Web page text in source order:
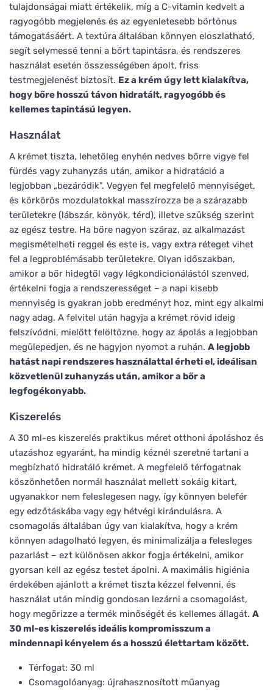
tulajdonságai miatt értékelik, míg a C-vitamin kedvelt a
ragyogóbb megjelenés és az egyenletesebb bőrtónus
támogatásáért. A textúra általában könnyen eloszlatható,
segít selymessé tenni a bőrt tapintásra, és rendszeres
használat esetén összességében ápolt, friss
testmegjelenést biztosít. Ez a krém úgy lett kialakítva,
hogy bőre hosszú távon hidratált, ragyogóbb és
kellemes tapintású legyen.
Használat
A krémet tiszta, lehetőleg enyhén nedves bőrre vigye fel
fürdés vagy zuhanyzás után, amikor a hidratáció a
legjobban „bezáródik". Vegyen fel megfelelő mennyiséget,
és körkörös mozdulatokkal masszírozza be a szárazabb
területekre (lábszár, könyök, térd), illetve szükség szerint
az egész testre. Ha bőre nagyon száraz, az alkalmazást
megismételheti reggel és este is, vagy extra réteget vihet
fel a legproblémásabb területekre. Olyan időszakban,
amikor a bőr hidegtől vagy légkondicionálástól szenved,
értékelni fogja a rendszerességet – a napi kisebb
mennyiség is gyakran jobb eredményt hoz, mint egy alkalmi
nagy adag. A felvitel után hagyja a krémet rövid ideig
felszívódni, mielőtt felöltözne, hogy az ápolás a legjobban
megülepedjen, és ne hagyjon nyomot a ruhán. A legjobb
hatást napi rendszeres használattal érheti el, ideálisan
közvetlenül zuhanyzás után, amikor a bőr a
legfogékonyabb.
Kiszerelés
A 30 ml-es kiszerelés praktikus méret otthoni ápoláshoz és
utazáshoz egyaránt, ha mindig kéznél szeretné tartani a
megbízható hidratáló krémet. A megfelelő térfogatnak
köszönhetően normál használat mellett sokáig kitart,
ugyanakkor nem feleslegesen nagy, így könnyen belefér
egy edzőtáskába vagy egy hétvégi kirándulásra. A
csomagolás általában úgy van kialakítva, hogy a krém
könnyen adagolható legyen, és minimalizálja a felesleges
pazarlást – ezt különösen akkor fogja értékelni, amikor
gyorsan kell az egész testet ápolni. A maximális higiénia
érdekében ajánlott a krémet tiszta kézzel felvenni, és
használat után mindig gondosan lezárni a csomagolást,
hogy megőrizze a termék minőségét és kellemes állagát. A
30 ml-es kiszerelés ideális kompromisszum a
mindennapi kényelem és a hosszú élettartam között.
Térfogat: 30 ml
Csomagolóanyag: újrahasznosított műanyag